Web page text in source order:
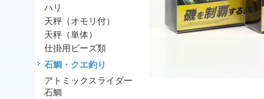
ハリ
天秤（オモリ付）
天秤（単体）
仕掛用ビーズ類
石鯛・クエ釣り
アトミックスライダー
石鯛